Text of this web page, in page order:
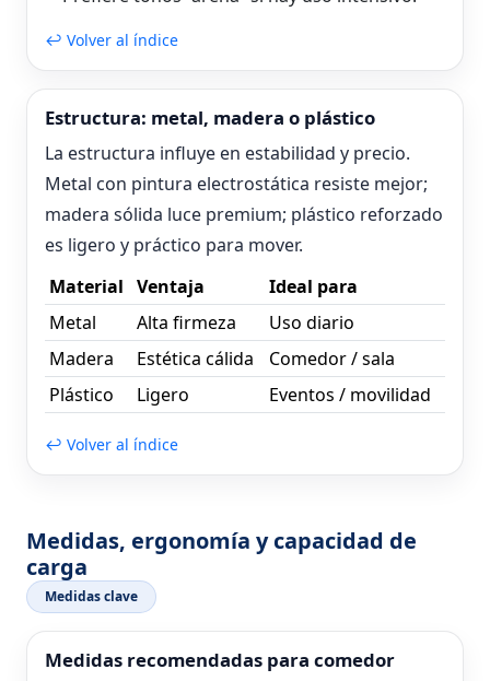
↩ Volver al índice
Estructura: metal, madera o plástico
La estructura influye en estabilidad y precio.
Metal con pintura electrostática resiste mejor;
madera sólida luce premium; plástico reforzado
es ligero y práctico para mover.
Material Ventaja
Ideal para
Metal
Alta firmeza
Uso diario
Madera
Estética cálida
Comedor / sala
Plástico
Ligero Eventos / movilidad
↩ Volver al índice
Medidas, ergonomía y capacidad de
carga
Medidas clave
Medidas recomendadas para comedor